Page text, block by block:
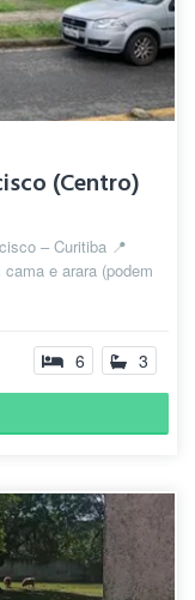
(Centro)
– Curitiba 📍
e arara (podem
6 3